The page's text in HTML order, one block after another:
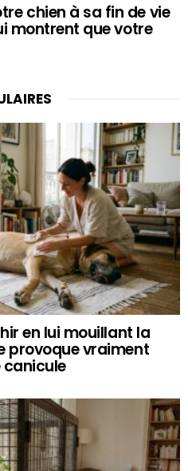
chien à sa fin de vie
montrent que votre
en lui mouillant la
provoque vraiment
canicule